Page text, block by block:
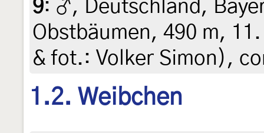
9: ♂, Deutschland,
Obstbäumen, 490 m,
& fot.: Volker Simon),
1.2. Weibchen